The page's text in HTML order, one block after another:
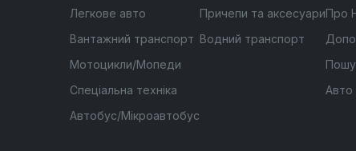
Легкове авто
Вантажний транспорт
Мотоцикли/Мопеди
Спеціальна техніка
Автобус/Мікроавтобус
Причепи та аксесуари
Водний транспорт
Про
Авто